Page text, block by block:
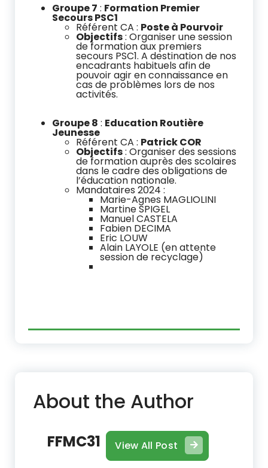
Groupe 7 : Formation Premier
Secours PSC1
Référent CA : Poste à Pourvoir
Objectifs: Organiser une session
de formation aux premiers
secours PSC1. A destination de nos
encadrants habituels afin de
pouvoir agir en connaissance en
cas de problèmes lors de nos
activités.
Groupe 8 : Education Routière
Jeunesse
Référent CA : Patrick COR
Objectifs: Organiser des sessions
de formation auprès des scolaires
dans le cadre des obligations de
l’éducation nationale.
Mandataires 2024 :
Marie-Agnes MAGLIOLINI
Martine SPIGEL
Manuel CASTELA
Fabien DECIMA
Eric LOUW
Alain LAYOLE (en attente
session de recyclage)
About the Author
FFMC31 View All Post